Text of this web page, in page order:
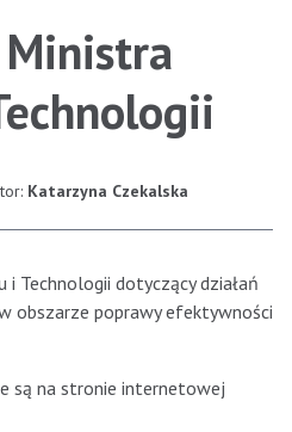
Katarzyna Czekalska
Technologii dotyczący działań
obszarze poprawy efektywności
są na stronie internetowej